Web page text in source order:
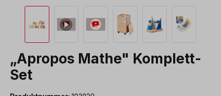
„Apropos Mathe" Komplett-
Set